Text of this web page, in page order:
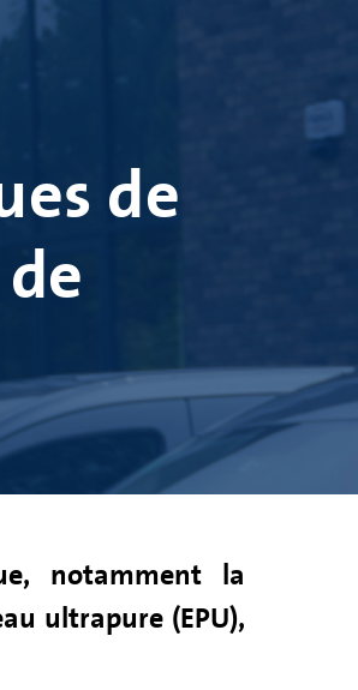
de
notamment la
ultrapure (EPU),